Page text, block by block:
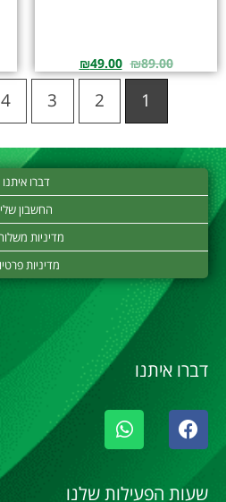
₪89.00
₪49.00
1
2
3
4
דברו איתנו
החשבון שלי
מדיניות
מדיניות
דברו איתנו
שעות הפעילות שלנו